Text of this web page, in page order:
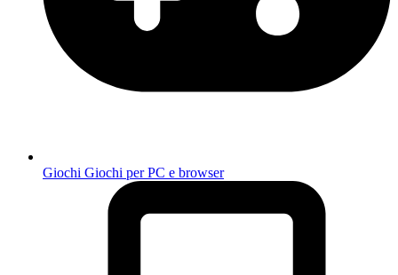
Giochi Giochi per PC e browser